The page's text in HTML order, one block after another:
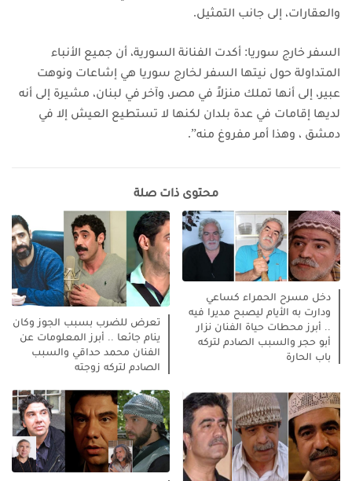
والعقارات، إلى جانب التمثيل.
السفر خارج سوريا: أكدت الفنانة السورية، أن جميع الأنباء
المتداولة حول نيتها السفر لخارج سوريا هي إشاعات ونوهت
عبير، إلى أنها تملك منزلاً في مصر، وآخر في لبنان، مشيرة إلى أنه
لديها إقامات في عدة بلدان لكنها لا تستطيع العيش إلا في
دمشق ، وهذا أمر مفروغ منه”.
محتوى ذات صلة
دخل مسرح الحمراء كساعي
ودارت به الأيام ليصبح مديرا فيه
.. أبرز محطات حياة الفنان نزار
أبو حجر والسبب الصادم لتركه
باب الحارة
تعرض للضرب بسبب الجوز وكان
ينام جائعا .. أبرز المعلومات عن
الفنان محمد حداقي والسبب
الصادم لتركه زوجته